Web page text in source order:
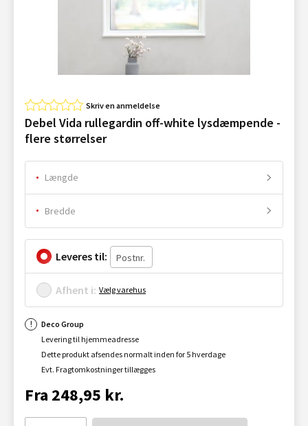
Skriv en anmeldelse
Debel Vida rullegardin off-white lysdæmpende -
flere størrelser
Længde
Bredde
Leveres til:
Afhent i: Vælg varehus
Deco Group
Levering til hjemmeadresse
Dette produkt afsendes normalt inden for 5 hverdage
Evt. Fragtomkostninger tillægges
Fra 248,95 kr.